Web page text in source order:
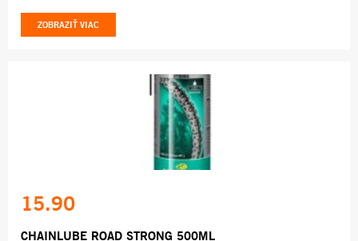
ZOBRAZIŤ VIAC
15.90
CHAINLUBE ROAD STRONG 500ML